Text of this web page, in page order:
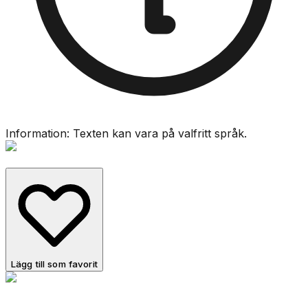
Information: Texten kan vara på valfritt språk.
Lägg till som favorit